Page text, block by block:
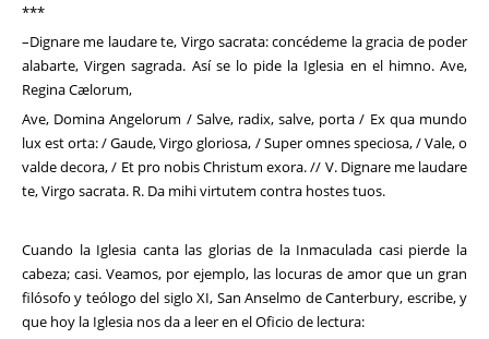
***
–Dignare me laudare te, Virgo sacrata: concédeme la gracia de poder
alabarte, Virgen sagrada. Así se lo pide la Iglesia en el himno. Ave,
Regina Cælorum,
Ave, Domina Angelorum / Salve, radix, salve, porta / Ex qua mundo
lux est orta: / Gaude, Virgo gloriosa, / Super omnes speciosa, / Vale, o
valde decora, / Et pro nobis Christum exora. // V. Dignare me laudare
te, Virgo sacrata. R. Da mihi virtutem contra hostes tuos.
Cuando la Iglesia canta las glorias de la Inmaculada casi pierde la
cabeza; casi. Veamos, por ejemplo, las locuras de amor que un gran
filósofo y teólogo del siglo XI, San Anselmo de Canterbury, escribe, y
que hoy la Iglesia nos da a leer en el Oficio de lectura: